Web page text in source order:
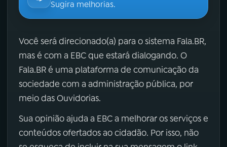
Sugira melhorias.
Você será direcionado(a) para o sistema Fala.BR,
mas é com a EBC que estará dialogando. O
Fala.BR é uma plataforma de comunicação da
sociedade com a administração pública, por
meio das Ouvidorias.
Sua opinião ajuda a EBC a melhorar os serviços e
conteúdos ofertados ao cidadão. Por isso, não